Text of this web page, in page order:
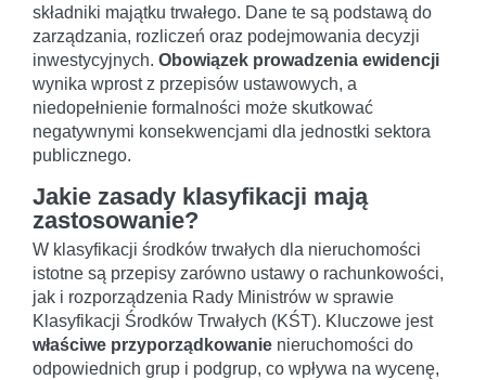
składniki majątku trwałego. Dane te są podstawą do
zarządzania, rozliczeń oraz podejmowania decyzji
inwestycyjnych. Obowiązek prowadzenia ewidencji
wynika wprost z przepisów ustawowych, a
niedopełnienie formalności może skutkować
negatywnymi konsekwencjami dla jednostki sektora
publicznego.
Jakie zasady klasyfikacji mają
zastosowanie?
W klasyfikacji środków trwałych dla nieruchomości
istotne są przepisy zarówno ustawy o rachunkowości,
jak i rozporządzenia Rady Ministrów w sprawie
Klasyfikacji Środków Trwałych (KŚT). Kluczowe jest
właściwe przyporządkowanie nieruchomości do
odpowiednich grup i podgrup, co wpływa na wycenę,